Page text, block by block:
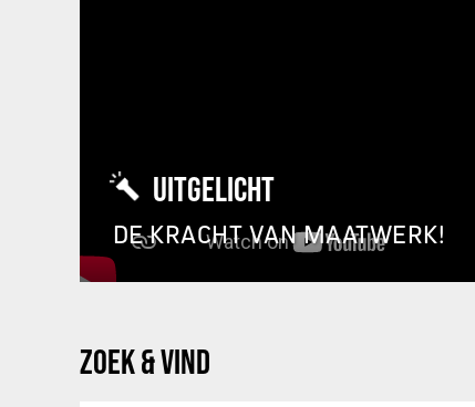
UITGELICHT
DE KRACHT VAN MAATWERK!
ZOEK & VIND